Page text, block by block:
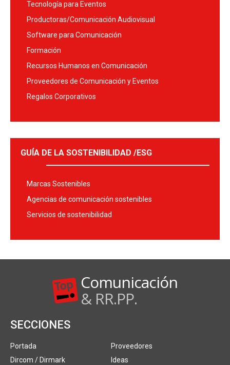
Tecnología para Eventos
Productoras/Comunicación Audiovisual
Software para Comunicación
Formación
Recursos Humanos en Comunicación
Proveedores de Comunicación y Eventos
Regalos Corporativos
GUÍA DE LA SOSTENIBILIDAD /ESG
Marcas Sostenibles
Agencias de comunicación sostenibles
Servicios de sostenibilidad
Comunicación
& RR.PP.
SECCIONES
Portada
Dircom / Dirmark
Proveedores
Ideas